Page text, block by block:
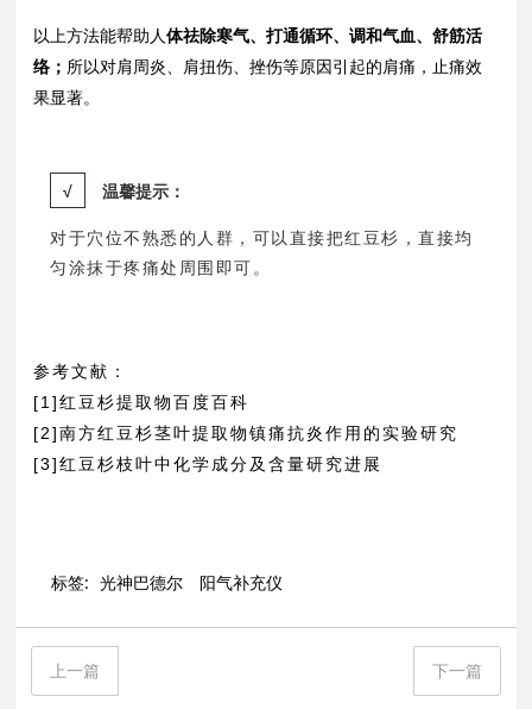
以上方法能帮助人体祛除寒气、打通循环、调和气血、舒筋活
络； 所以对肩周炎、肩扭伤、挫伤等原因引起的肩痛，止痛效
果显著。
√ 温馨提示：
对于穴位不熟悉的人群，可以直接把红豆杉，直接均
匀涂抹于疼痛处周围即可。
参考文献：
[1]红豆杉提取物百度百科
[2]南方红豆杉茎叶提取物镇痛抗炎作用的实验研究
[3]红豆杉枝叶中化学成分及含量研究进展
标签: 光神巴德尔 阳气补充仪
上一篇 下一篇